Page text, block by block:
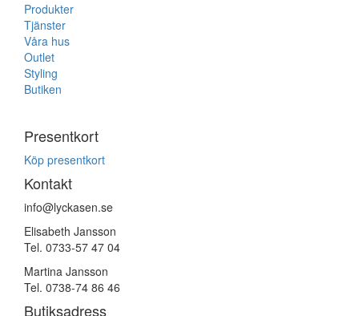
Produkter
Tjänster
Våra hus
Outlet
Styling
Butiken
Presentkort
Köp presentkort
Kontakt
info@lyckasen.se
Elisabeth Jansson
Tel. 0733-57 47 04
Martina Jansson
Tel. 0738-74 86 46
Butiksadress